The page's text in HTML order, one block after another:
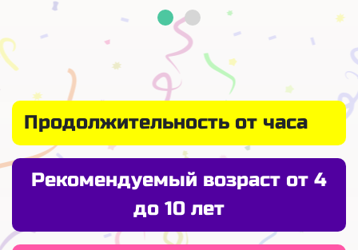
Продолжительность от часа
Рекомендуемый возраст от 4
до 10 лет